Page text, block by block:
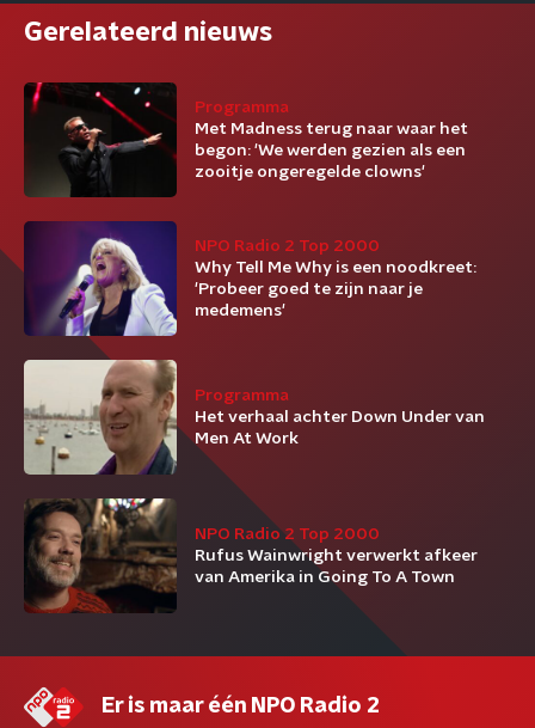
Gerelateerd nieuws
Programma
Met Madness terug naar waar het
begon: 'We werden gezien als een
zooitje ongeregelde clowns'
NPO Radio 2 Top 2000
Why Tell Me Why is een noodkreet:
'Probeer goed te zijn naar je
medemens'
Programma
Het verhaal achter Down Under van
Men At Work
NPO Radio 2 Top 2000
Rufus Wainwright verwerkt afkeer
van Amerika in Going To A Town
Er is maar één NPO Radio 2